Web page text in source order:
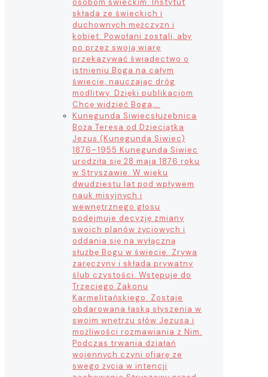
składa ze świeckich i
duchownych mężczyzn i
kobiet. Powołani zostali, aby
po przez swoją wiarę
przekazywać świadectwo o
istnieniu Boga na całym
świecie, nauczając dróg
modlitwy. Dzięki publikacjom
Chcę widzieć Boga,…
Kunegunda Siwiecsłużebnica
Boża Teresa od Dzieciątka
Jezus (Kunegunda Siwiec)
1876–1955 Kunegunda Siwiec
urodziła się 28 maja 1876 roku
w Stryszawie. W wieku
dwudziestu lat pod wpływem
nauk misyjnych i
wewnętrznego głosu
podejmuje decyzję zmiany
swoich planów życiowych i
oddania się na wyłączną
służbę Bogu w świecie. Zrywa
zaręczyny i składa prywatny
ślub czystości. Wstępuje do
Trzeciego Zakonu
Karmelitańskiego. Zostaje
obdarowana łaską słyszenia w
swoim wnętrzu słów Jezusa i
możliwości rozmawiania z Nim.
Podczas trwania działań
wojennych czyni ofiarę ze
swego życia w intencji